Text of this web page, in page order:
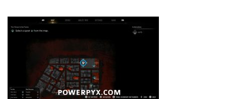
🌍 Global Community
Join gamers worldwide and get real-time alerts